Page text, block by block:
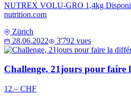
NUTREX VOLU-GRO 1,4kg
nutrition.com
Zürich
28.06.2022
3'792 vues
Challenge, 21jours pour faire
12.– CHF